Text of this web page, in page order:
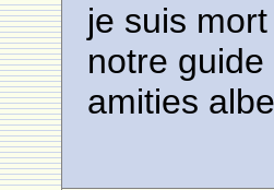
je suis
notre
amities